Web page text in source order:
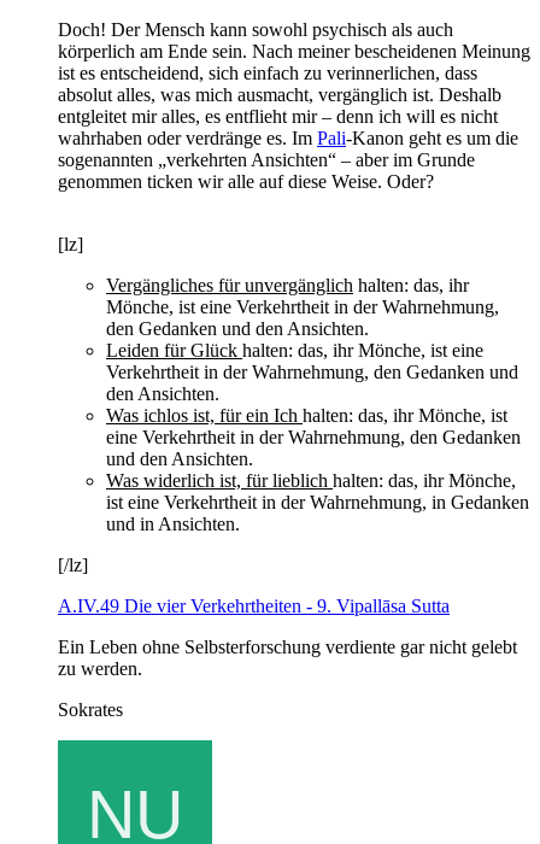
Doch! Der Mensch kann sowohl psychisch als auch
körperlich am Ende sein. Nach meiner bescheidenen Meinung
ist es entscheidend, sich einfach zu verinnerlichen, dass
absolut alles, was mich ausmacht, vergänglich ist. Deshalb
entgleitet mir alles, es entflieht mir – denn ich will es nicht
wahrhaben oder verdränge es. Im Pali-Kanon geht es um die
sogenannten „verkehrten Ansichten“ – aber im Grunde
genommen ticken wir alle auf diese Weise. Oder?
[lz]
Vergängliches für unvergänglich halten: das, ihr
Mönche, ist eine Verkehrtheit in der Wahrnehmung,
den Gedanken und den Ansichten.
Leiden für Glück halten: das, ihr Mönche, ist eine
Verkehrtheit in der Wahrnehmung, den Gedanken und
den Ansichten.
Was ichlos ist, für ein Ich halten: das, ihr Mönche, ist
eine Verkehrtheit in der Wahrnehmung, den Gedanken
und den Ansichten.
Was widerlich ist, für lieblich halten: das, ihr Mönche,
ist eine Verkehrtheit in der Wahrnehmung, in Gedanken
und in Ansichten.
[/lz]
A.IV.49 Die vier Verkehrtheiten - 9. Vipallāsa Sutta
Ein Leben ohne Selbsterforschung verdiente gar nicht gelebt
zu werden.
Sokrates